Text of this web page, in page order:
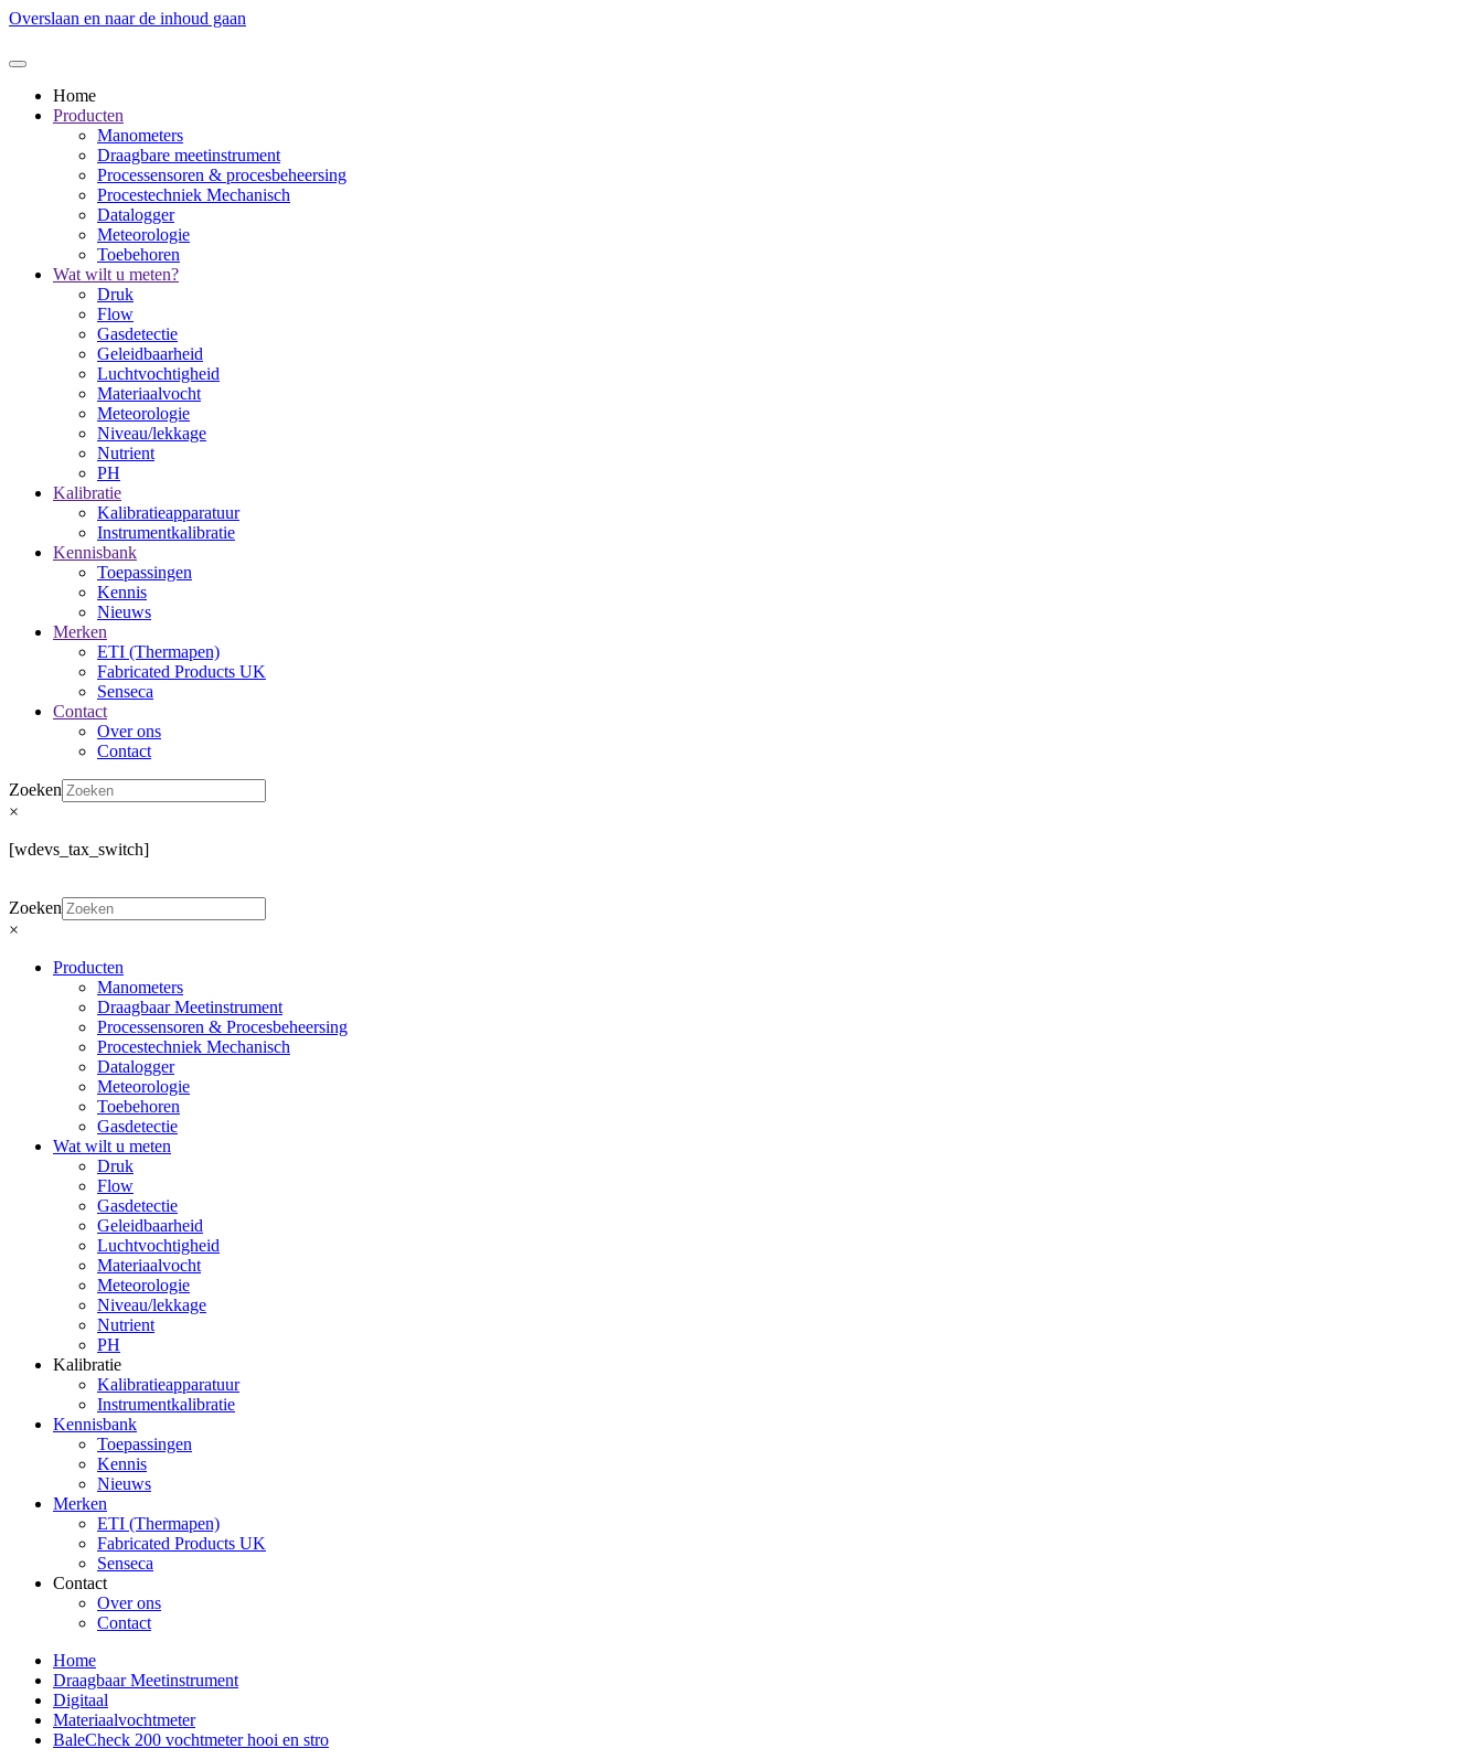
Overslaan en naar de inhoud gaan
Home
Producten
Manometers
Draagbare meetinstrument
Processensoren & procesbeheersing
Procestechniek Mechanisch
Datalogger
Meteorologie
Toebehoren
Wat wilt u meten?
Druk
Flow
Gasdetectie
Geleidbaarheid
Luchtvochtigheid
Materiaalvocht
Meteorologie
Niveau/lekkage
Nutrient
PH
Kalibratie
Kalibratieapparatuur
Instrumentkalibratie
Kennisbank
Toepassingen
Kennis
Nieuws
Merken
ETI (Thermapen)
Fabricated Products UK
Senseca
Contact
Over ons
Contact
Zoeken
×
[wdevs_tax_switch]
Zoeken
×
Producten
Manometers
Draagbaar Meetinstrument
Processensoren & Procesbeheersing
Procestechniek Mechanisch
Datalogger
Meteorologie
Toebehoren
Gasdetectie
Wat wilt u meten
Druk
Flow
Gasdetectie
Geleidbaarheid
Luchtvochtigheid
Materiaalvocht
Meteorologie
Niveau/lekkage
Nutrient
PH
Kalibratie
Kalibratieapparatuur
Instrumentkalibratie
Kennisbank
Toepassingen
Kennis
Nieuws
Merken
ETI (Thermapen)
Fabricated Products UK
Senseca
Contact
Over ons
Contact
Home
Draagbaar Meetinstrument
Digitaal
Materiaalvochtmeter
BaleCheck 200 vochtmeter hooi en stro